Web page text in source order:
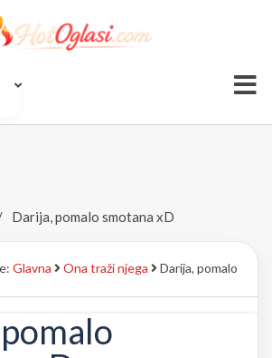
Darija, pomalo smotana xD
Glavna Ona traži njega
Darija, pomalo